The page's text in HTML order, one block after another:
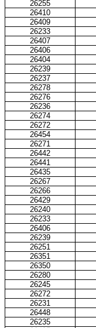
26255
26410
26409
26233
26407
26406
26404
26239
26237
26278
26276
26236
26274
26272
26454
26271
26442
26441
26435
26267
26266
26429
26240
26233
26406
26239
26251
26351
26350
26280
26245
26272
26231
26448
26235